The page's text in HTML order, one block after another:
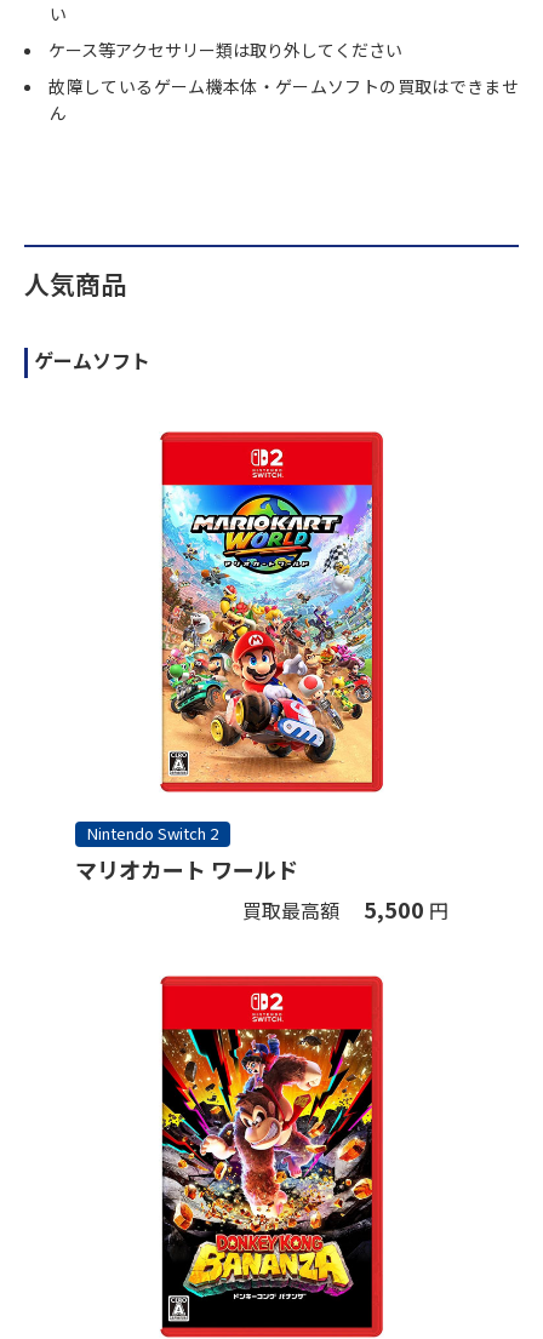
い
ケース等アクセサリー類は取り外してください
故障しているゲーム機本体・ゲームソフトの買取はできませ
ん
人気商品
ゲームソフト
Nintendo Switch 2
マリオカート ワールド
買取最高額 5,500 円